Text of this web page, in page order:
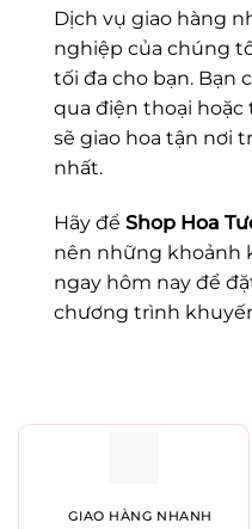
Dịch vụ giao hàng
nghiệp của chúng
tối đa cho bạn. Bạn
qua điện thoại hoặc
sẽ giao hoa tận nơi
nhất.
Hãy để Shop Hoa
nên những khoảnh
ngay hôm nay để
chương trình
GIAO HÀNG NHANH